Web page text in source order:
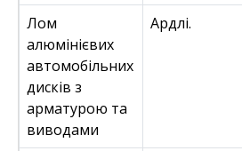
Лом
алюмінієвих
автомобільних
дисків з
арматурою та
виводами
Ардлі.